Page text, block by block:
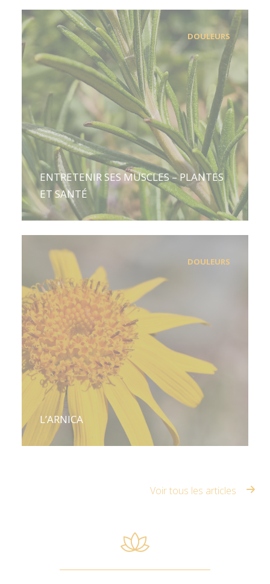
DOULEURS
ENTRETENIR SES MUSCLES – PLANTES
ET SANTÉ
DOULEURS
L’ARNICA
Voir tous les articles